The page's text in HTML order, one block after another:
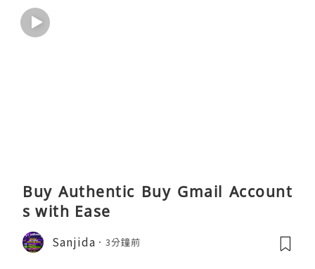
Buy Authentic Buy Gmail Account
s with Ease
Sanjida 3分鐘前